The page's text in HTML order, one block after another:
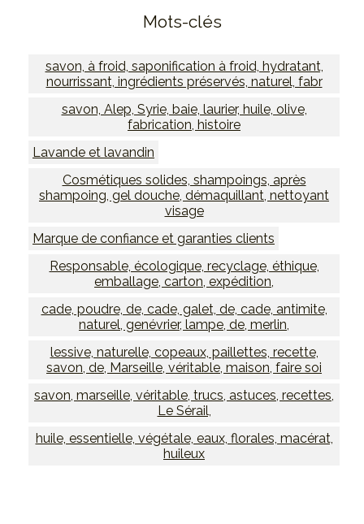
Mots-clés
savon, à froid, saponification à froid, hydratant,
nourrissant, ingrédients préservés, naturel, fabr
savon, Alep, Syrie, baie, laurier, huile, olive,
fabrication, histoire
Lavande et lavandin
Cosmétiques solides, shampoings, après
shampoing, gel douche, démaquillant, nettoyant
visage
Marque de confiance et garanties clients
Responsable, écologique, recyclage, éthique,
emballage, carton, expédition,
cade, poudre, de, cade, galet, de, cade, antimite,
naturel, genévrier, lampe, de, merlin,
lessive, naturelle, copeaux, paillettes, recette,
savon, de, Marseille, véritable, maison, faire soi
savon, marseille, véritable, trucs, astuces, recettes,
Le Sérail,
huile, essentielle, végétale, eaux, florales, macérat,
huileux